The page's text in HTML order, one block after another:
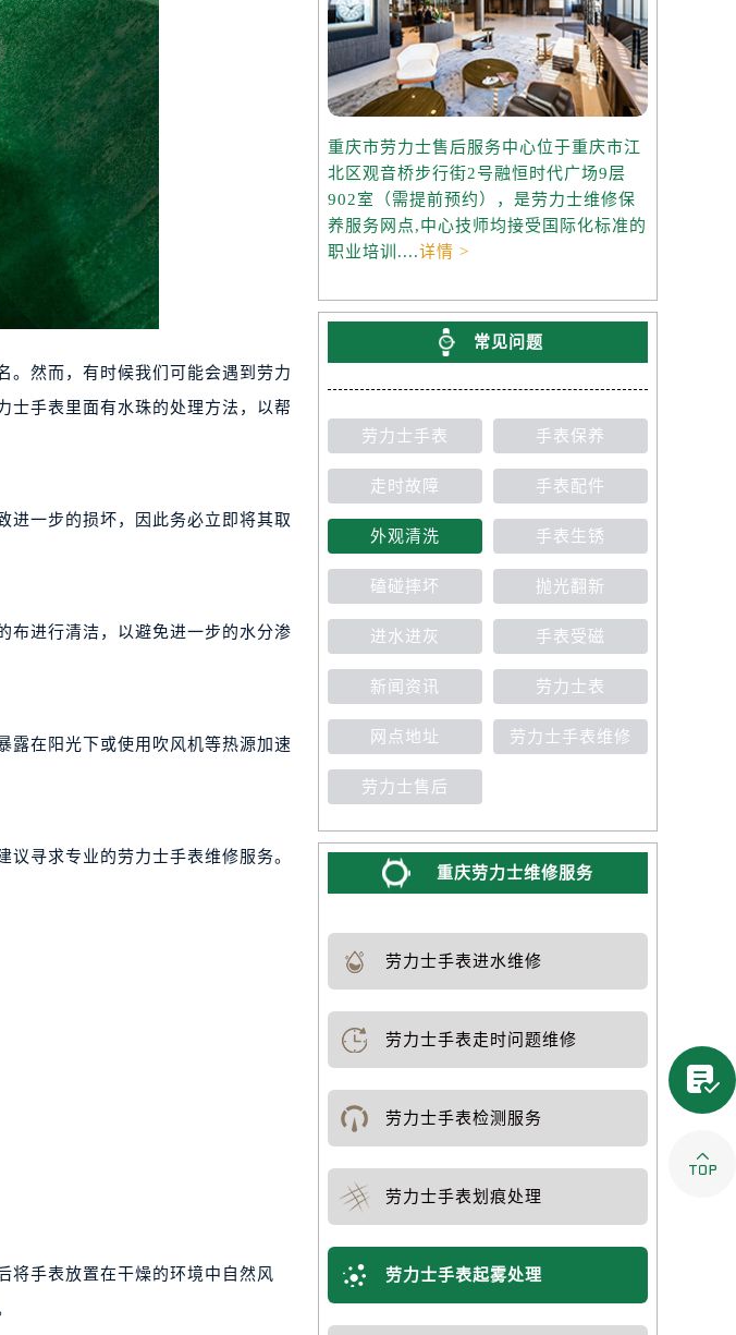
。然而，有时候我们可能会遇到劳力
士手表里面有水珠的处理方法，以帮
进一步的损坏，因此务必立即将其取
布进行清洁，以避免进一步的水分渗
露在阳光下或使用吹风机等热源加速
寻求专业的劳力士手表维修服务。
将手表放置在干燥的环境中自然风
重庆市劳力士售后服务中心位于重庆市江
北区观音桥步行街2号融恒时代广场9层
902室（需提前预约），是劳力士维修保
养服务网点,中心技师均接受国际化标准的
职业培训....详情 >
常见问题
劳力士手表 手表保养
走时故障 手表配件
外观清洗 手表生锈
磕碰摔坏 抛光翻新
进水进灰 手表受磁
新闻资讯 劳力士表
网点地址 劳力士手表维修
劳力士售后
重庆劳力士维修服务
劳力士手表进水维修
劳力士手表走时问题维修
劳力士手表检测服务
劳力士手表划痕处理
劳力士手表起雾处理

